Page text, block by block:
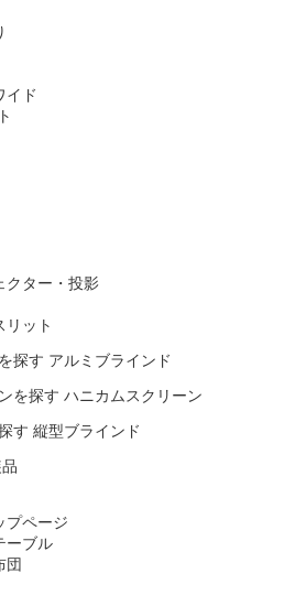
イド
クター・投影
リット
アルミブラインド
ハニカムスクリーン
縦型ブラインド
プページ
ーブル
団